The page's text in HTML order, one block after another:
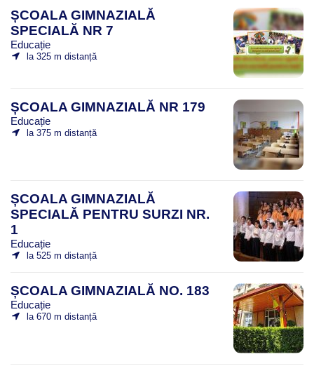
ȘCOALA GIMNAZIALĂ
SPECIALĂ NR 7
Educație
la 325 m distanță
ȘCOALA GIMNAZIALĂ NR 179
Educație
la 375 m distanță
ȘCOALA GIMNAZIALĂ
SPECIALĂ PENTRU SURZI NR.
1
Educație
la 525 m distanță
ȘCOALA GIMNAZIALĂ NO. 183
Educație
la 670 m distanță